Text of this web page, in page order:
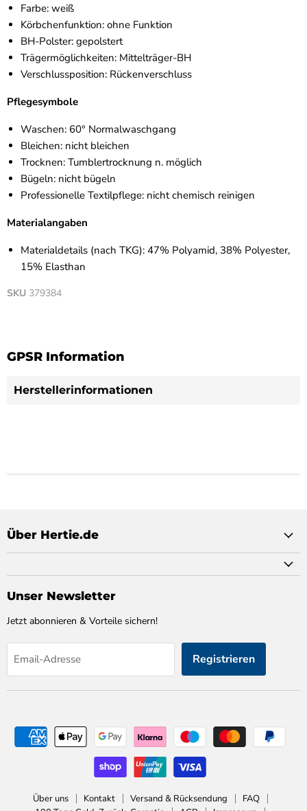
Farbe: weiß
Körbchenfunktion: ohne Funktion
BH-Polster: gepolstert
Trägermöglichkeiten: Mittelträger-BH
Verschlussposition: Rückenverschluss
Pflegesymbole
Waschen: 60° Normalwaschgang
Bleichen: nicht bleichen
Trocknen: Tumblertrocknung n. möglich
Bügeln: nicht bügeln
Professionelle Textilpflege: nicht chemisch reinigen
Materialangaben
Materialdetails (nach TKG): 47% Polyamid, 38% Polyester,
15% Elasthan
SKU 379384
GPSR Information
Herstellerinformationen
Über Hertie.de
Unser Newsletter
Jetzt abonnieren & Vorteile sichern!
Email-Adresse Registrieren
Über uns Kontakt Versand & Rücksendung
FAQ